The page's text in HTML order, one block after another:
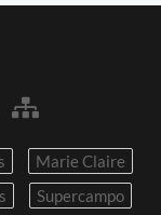
Marie Claire
Supercampo